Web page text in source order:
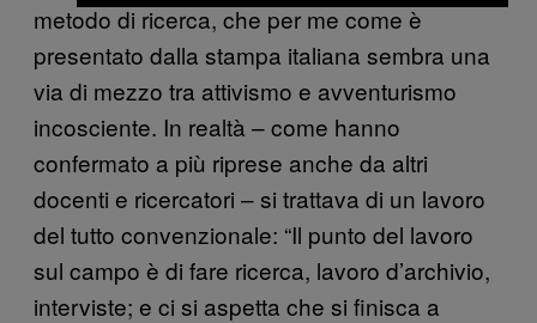
metodo di ricerca, che per me come è
presentato dalla stampa italiana sembra una
via di mezzo tra attivismo e avventurismo
incosciente. In realtà – come hanno
confermato a più riprese anche da altri
docenti e ricercatori – si trattava di un lavoro
del tutto convenzionale: “Il punto del lavoro
sul campo è di fare ricerca, lavoro d’archivio,
interviste; e ci si aspetta che si finisca a